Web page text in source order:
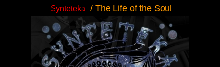
Synteteka / The Life of the Soul